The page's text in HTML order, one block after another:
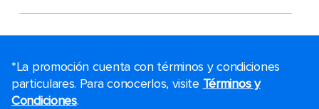
*La promoción cuenta con términos y condiciones
particulares. Para conocerlos, visite Términos y
Condiciones.